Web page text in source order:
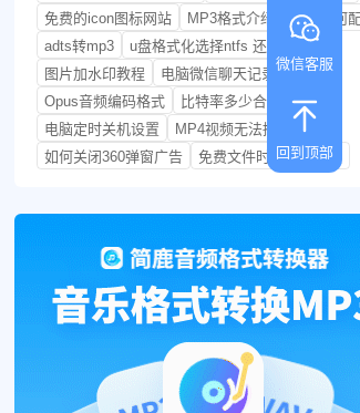
免费的icon图标网站
MP3格式介绍
视频如何
adts转mp3
u盘格式化选择ntfs 还是fat32
图片加水印教程
电脑微信聊天记录在哪里
Opus音频编码格式
比特率多少合适
电脑定时关机设置
MP4视频无法播放怎么办
如何关闭360弹窗广告
免费文件时间修改工具
微信客服
回到顶部